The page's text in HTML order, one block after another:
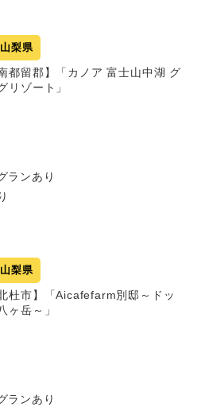
山梨県
都留郡】「カノア 富士山中湖 グ
リゾート」
ランあり
山梨県
杜市】「Aicafefarm別邸～ドッ
ヶ岳～」
ランあり